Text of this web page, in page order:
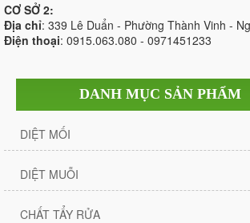
CƠ SỞ 2:
Địa chỉ: 339 Lê Duẩn - Phường Thành Vinh -
Điện thoại: 0915.063.080 - 0971451233
DANH MỤC SẢN PHẨM
DIỆT MỐI
DIỆT MUỖI
CHẤT TẨY RỬA